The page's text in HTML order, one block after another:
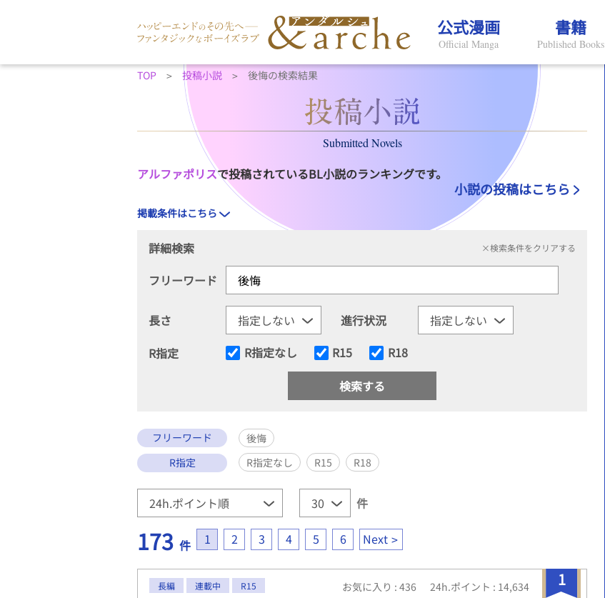
公式漫画
Official Manga
書籍
Published Books
TOP 投稿小説 後悔の検索結果
Submitted Novels
アルファポリスで投稿されているBL小説のランキングです。
小説の投稿はこちら
掲載条件はこちら
詳細検索 ×検索条件をクリアする
フリーワード
長さ
進行状況
R指定
R指定なし R15 R18
フリーワード
後悔
R指定
R指定なし R15 R18
件
173 件 1 2 3 4 5 6 Next
1
長編 連載中 R15 お気に入り : 436 24h.ポイント : 14,634